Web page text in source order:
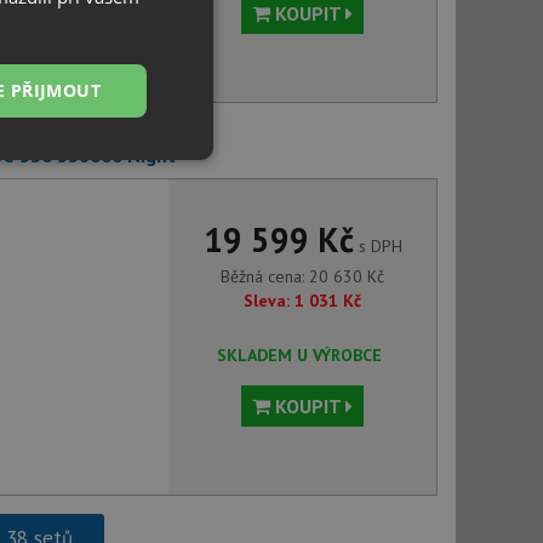
KOUPIT
530 556000 Night
19 599 Kčs DPH
Běžná cena: 20 630 Kč
Sleva: 1 031 Kč
SKLADEM U VÝROBCE
KOUPIT
PŘIJMOUT
Nezařazené
soubory
účtu. Webové
a zlepšila